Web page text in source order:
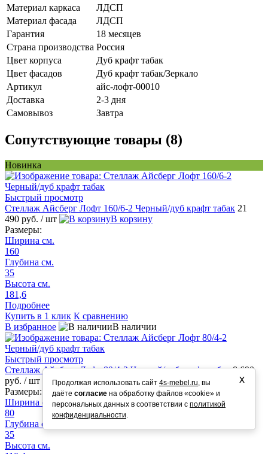
Материал каркаса
ЛДСП
Материал фасада
ЛДСП
Гарантия
18 месяцев
Страна производства Россия
Цвет корпуса
Дуб крафт табак
Цвет фасадов
Дуб крафт табак/Зеркало
Артикул
айс-лофт-00010
Доставка
2-3 дня
Самовывоз
Завтра
Сопутствующие товары (8)
Новинка
Быстрый просмотр
Стеллаж Айсберг Лофт 160/6-2 Черный/дуб крафт табак 21
490 руб. / шт
В корзину
Размеры:
Ширина см.
160
Глубина см.
35
Высота см.
181,6
Подробнее
Купить в 1 клик К сравнению
В избранное
В наличии
Быстрый просмотр
Стеллаж Айсберг Лофт 80/4-2 Черный/дуб крафт табак 8 690
руб. / шт
В корзину
Размеры:
Ширина см.
80
Глубина см.
35
Высота см.
Продолжая использовать сайт 4s-mebel.ru, вы
даёте согласие на обработку файлов «cookie» и
персональных данных в соответствии с политикой
конфиденциальности.
х